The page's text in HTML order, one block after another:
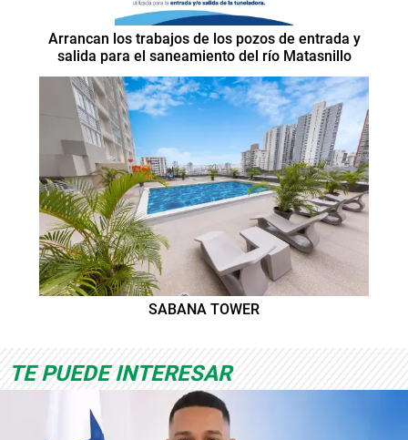
Arrancan los trabajos de los pozos de entrada y
salida para el saneamiento del río Matasnillo
SABANA TOWER
TE PUEDE INTERESAR